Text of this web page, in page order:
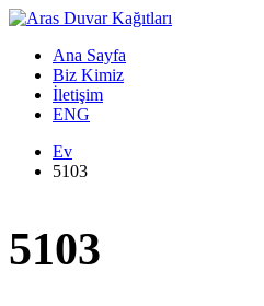
Ana Sayfa
Biz Kimiz
İletişim
ENG
Ev
5103
5103